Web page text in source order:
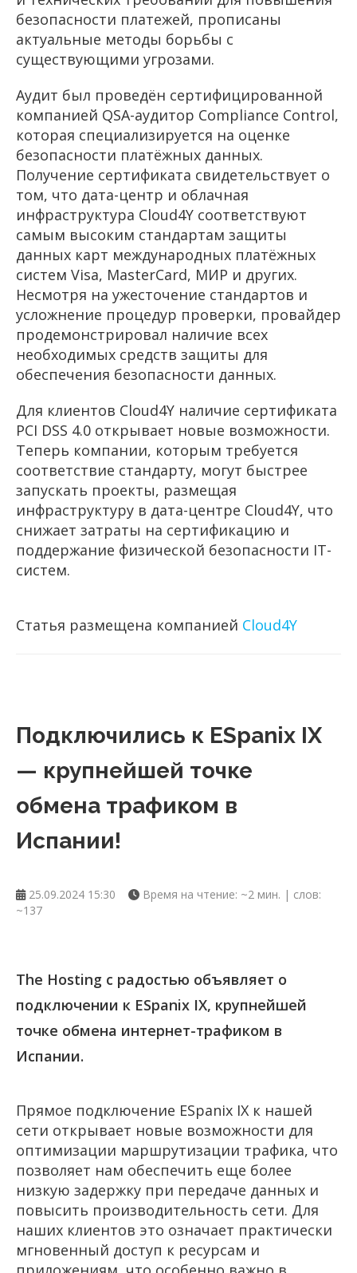
безопасности платежей, прописаны
актуальные методы борьбы с
существующими угрозами.
Аудит был проведён сертифицированной
компанией QSA-аудитор Compliance Control,
которая специализируется на оценке
безопасности платёжных данных.
Получение сертификата свидетельствует о
том, что дата-центр и облачная
инфраструктура Cloud4Y соответствуют
самым высоким стандартам защиты
данных карт международных платёжных
систем Visa, MasterCard, МИР и других.
Несмотря на ужесточение стандартов и
усложнение процедур проверки, провайдер
продемонстрировал наличие всех
необходимых средств защиты для
обеспечения безопасности данных.
Для клиентов Cloud4Y наличие сертификата
PCI DSS 4.0 открывает новые возможности.
Теперь компании, которым требуется
соответствие стандарту, могут быстрее
запускать проекты, размещая
инфраструктуру в дата-центре Cloud4Y, что
снижает затраты на сертификацию и
поддержание физической безопасности IT-
систем.
Статья размещена компанией Cloud4Y
Подключились к ESpanix IX
— крупнейшей точке
обмена трафиком в
Испании!
25.09.2024 15:30
Время на чтение: ~2 мин. | слов:
~137
The Hosting с радостью объявляет о
подключении к ESpanix IX, крупнейшей
точке обмена интернет-трафиком в
Испании.
Прямое подключение ESpanix IX к нашей
сети открывает новые возможности для
оптимизации маршрутизации трафика, что
позволяет нам обеспечить еще более
низкую задержку при передаче данных и
повысить производительность сети. Для
наших клиентов это означает практически
мгновенный доступ к ресурсам и